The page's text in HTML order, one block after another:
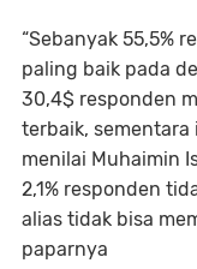
“Sebanyak 55,5%
paling baik pada
30,4$ responden
terbaik, sementara
menilai Muhaimin
2,1% responden
alias tidak bisa
paparnya